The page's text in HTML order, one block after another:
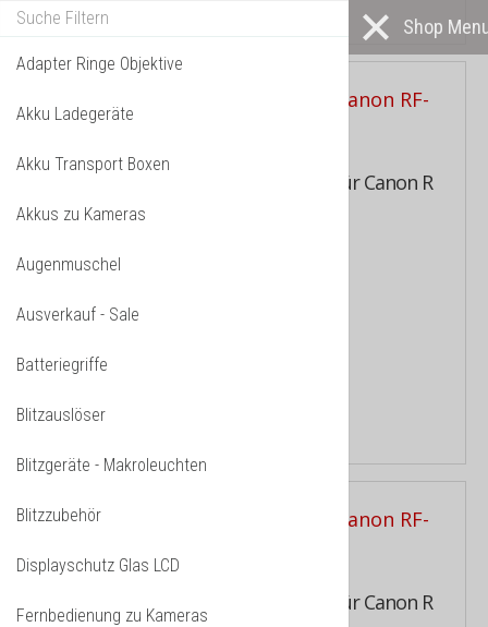
Retroadapter, Umkehrring 52mm für Canon R
Kameras
Filtergewinde...
15.90 CHF
Retroadapter, Umkehrring 77mm für Canon R
Adapter Ringe Objektive
Akku Ladegeräte
Akku Transport Boxen
Akkus zu Kameras
Augenmuschel
Ausverkauf - Sale
Batteriegriffe
Blitzauslöser
Blitzgeräte - Makroleuchten
Blitzzubehör
Displayschutz Glas LCD
Fernbedienung zu Kameras